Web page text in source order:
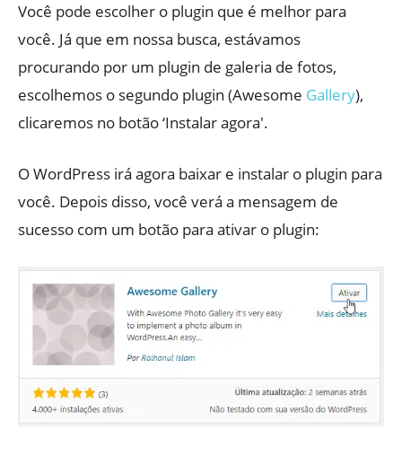
Você pode escolher o plugin que é melhor para
você. Já que em nossa busca, estávamos
procurando por um plugin de galeria de fotos,
escolhemos o segundo plugin (Awesome Gallery),
clicaremos no botão ‘Instalar agora'.
O WordPress irá agora baixar e instalar o plugin para
você. Depois disso, você verá a mensagem de
sucesso com um botão para ativar o plugin: